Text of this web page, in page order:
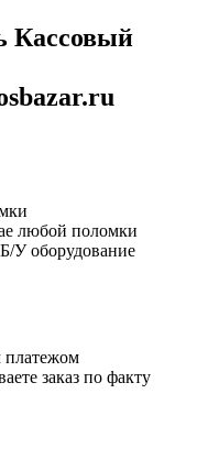
Кассовый
любой поломки
У оборудование
заказ по факту